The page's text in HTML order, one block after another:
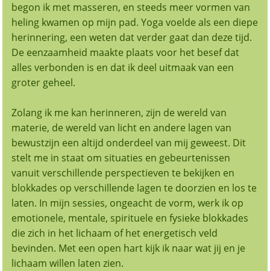
begon ik met masseren, en steeds meer vormen van
heling kwamen op mijn pad. Yoga voelde als een diepe
herinnering, een weten dat verder gaat dan deze tijd.
De eenzaamheid maakte plaats voor het besef dat
alles verbonden is en dat ik deel uitmaak van een
groter geheel.
Zolang ik me kan herinneren, zijn de wereld van
materie, de wereld van licht en andere lagen van
bewustzijn een altijd onderdeel van mij geweest. Dit
stelt me in staat om situaties en gebeurtenissen
vanuit verschillende perspectieven te bekijken en
blokkades op verschillende lagen te doorzien en los te
laten. In mijn sessies, ongeacht de vorm, werk ik op
emotionele, mentale, spirituele en fysieke blokkades
die zich in het lichaam of het energetisch veld
bevinden. Met een open hart kijk ik naar wat jij en je
lichaam willen laten zien.